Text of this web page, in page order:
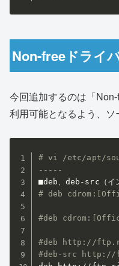
Non-freeドライ
今回追加するのは「
利用可能となるよう、ソ
# vi /etc/apt/
-----
# deb
#deb
#deb http://
#deb-src http://